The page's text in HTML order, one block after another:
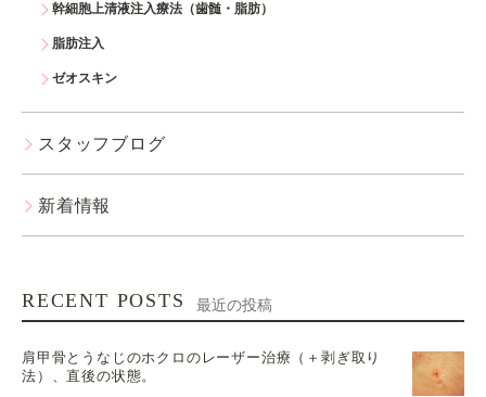
幹細胞上清液注入療法（歯髄・脂肪）
脂肪注入
ゼオスキン
スタッフブログ
新着情報
RECENT POSTS 最近の投稿
肩甲骨とうなじのホクロのレーザー治療（＋剥ぎ取り
法）、直後の状態。